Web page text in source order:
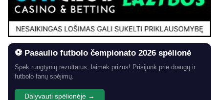
⚽ Pasaulio futbolo čempionato 2026 spėlionė
Spėk rungtynių rezultatus, laimėk prizus! Prisijunk prie draugų ir
futbolo fanų spėjimų.
Dalyvauti spėlionėje →